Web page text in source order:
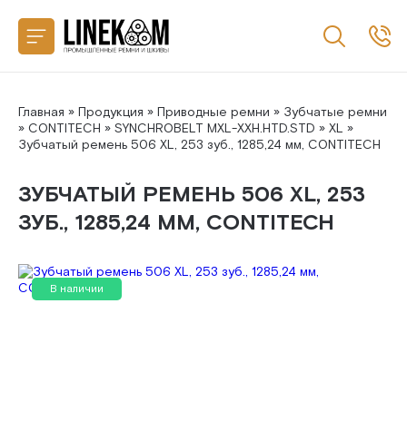
Главная » Продукция » Приводные ремни » Зубчатые ремни
» CONTITECH » SYNCHROBELT MXL-XXH.HTD.STD » XL »
Зубчатый ремень 506 XL, 253 зуб., 1285,24 мм, CONTITECH
ЗУБЧАТЫЙ РЕМЕНЬ 506 XL, 253
ЗУБ., 1285,24 ММ, CONTITECH
В наличии
Назад
SANLUX
MEGADYNE
MITSUBOSHI